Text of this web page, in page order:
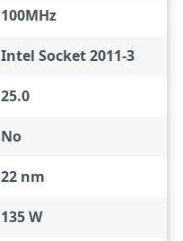
100MHz
Intel Socket 2011-3
25.0
No
22 nm
135 W